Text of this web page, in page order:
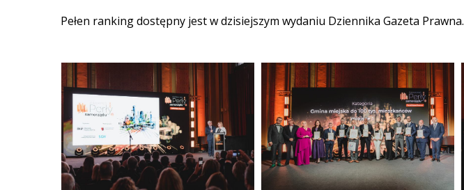
Pełen ranking dostępny jest w dzisiejszym wydaniu Dziennika Gazeta Prawna.